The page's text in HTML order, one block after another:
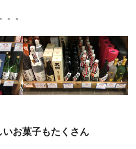
。。
いお菓子もたくさん